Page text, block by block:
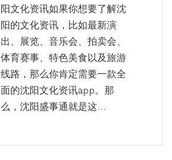
阳文化资讯如果你想要了解沈
阳的文化资讯，比如最新演
出、展览、音乐会、拍卖会、
体育赛事、特色美食以及旅游
线路，那么你肯定需要一款全
面的沈阳文化资讯app。那
么，沈阳盛事通就是这...